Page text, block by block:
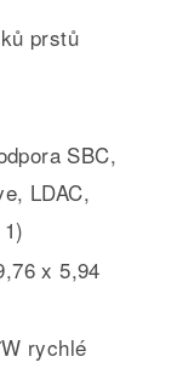
prstů
SBC,
LDAC,
x 5,94
rychlé